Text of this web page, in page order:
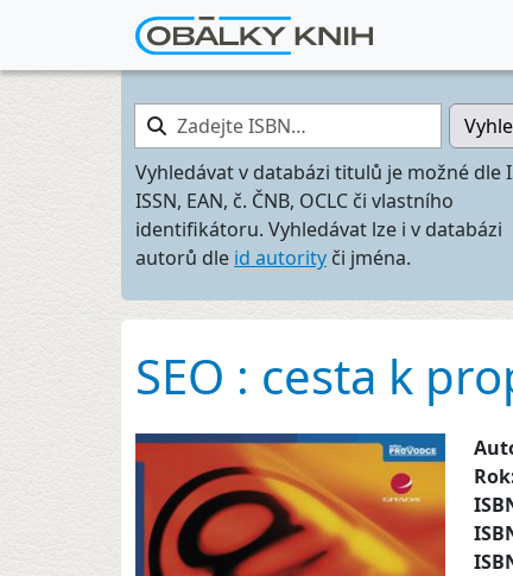
Zadejte ISBN…
Vyhledávat v databázi titulů je možné dle
ISSN, EAN, č. ČNB, OCLC či vlastního
identifikátoru. Vyhledávat lze i v databázi
autorů dle id autority či jména.
SEO : cesta k